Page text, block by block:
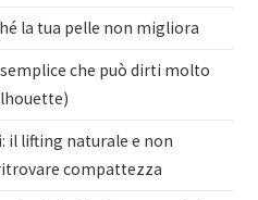
la tua pelle non migliora
che può dirti molto
il lifting naturale e non
compattezza